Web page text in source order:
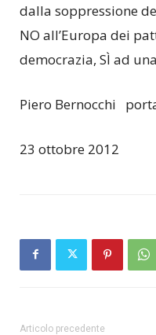
dalla soppressione
NO all’Europa dei
democrazia, SÌ ad
Piero Bernocchi
23 ottobre 2012
Articolo precedente